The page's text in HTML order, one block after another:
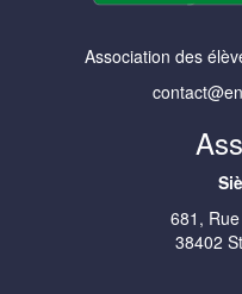
Association des
681,
38402